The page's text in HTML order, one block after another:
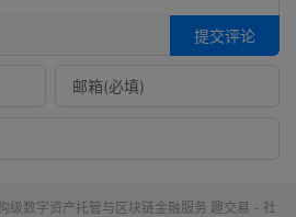
提交评论
级数字资产托管与区块链金融服务 趣交易 - 社